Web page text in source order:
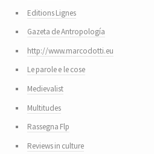
Editions Lignes
Gazeta de Antropología
http://www.marcodotti.eu
Le parole e le cose
Medievalist
Multitudes
Rassegna Flp
Reviews in culture